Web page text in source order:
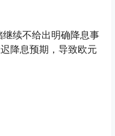
续不给出明确降息事
降息预期，导致欧元